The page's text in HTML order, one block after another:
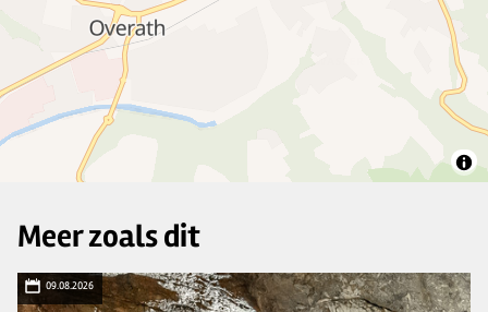
Meer zoals dit
09.08.2026